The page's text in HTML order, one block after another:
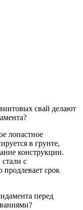
свай делают
лопастное
в грунте,
конструкции.
с
срок
перед